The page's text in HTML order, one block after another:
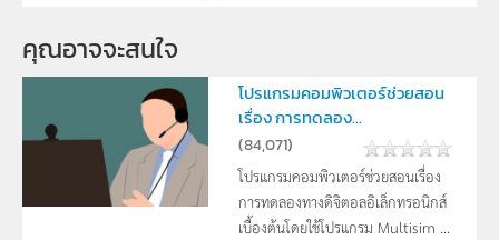
คุณอาจจะสนใจ
โปรแกรมคอมพิวเตอร์ช่วยสอน
เรื่อง การทดลอง...
(84,071)
โปรแกรมคอมพิวเตอร์ช่วยสอนเรื่อง
การทดลองทางดิจิตอลอิเล็กทรอนิกส์
เบื้องต้นโดยใช้โปรแกรม Multisim ...